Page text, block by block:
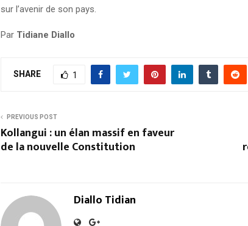
sur l’avenir de son pays.
Par Tidiane Diallo
SHARE 1
PREVIOUS POST
Kollangui : un élan massif en faveur
de la nouvelle Constitution
Diallo Tidian